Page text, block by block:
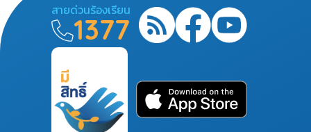
สายด่วนร้องเรียน
1377